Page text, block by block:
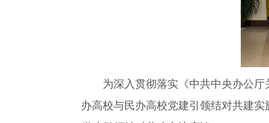
为深入贯彻落实《中共中央办公厅
办高校与民办高校党建引领结对共建